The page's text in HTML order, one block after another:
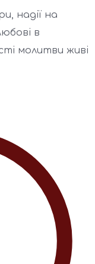
надії на
в
молитви живі